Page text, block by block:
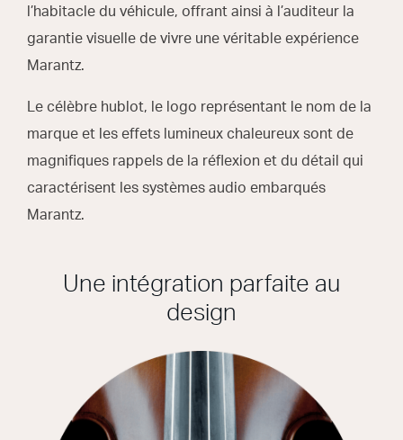
l’habitacle du véhicule, offrant ainsi à l’auditeur la
garantie visuelle de vivre une véritable expérience
Marantz.
Le célèbre hublot, le logo représentant le nom de la
marque et les effets lumineux chaleureux sont de
magnifiques rappels de la réflexion et du détail qui
caractérisent les systèmes audio embarqués
Marantz.
Une intégration parfaite au
design